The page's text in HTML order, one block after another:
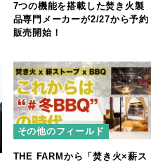
7つの機能を搭載した焚き火製
品専門メーカーが2/27から予約
販売開始！
その他のフィールド
THE FARMから「焚き火×薪ス